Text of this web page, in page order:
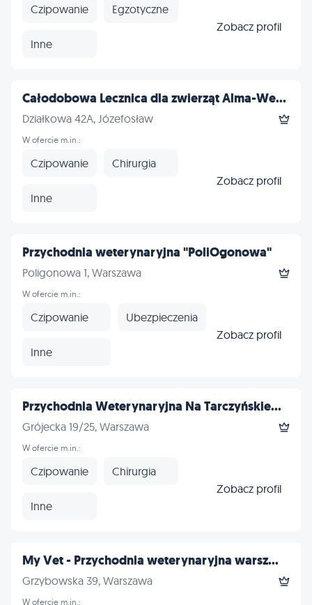
Czipowanie Egzotyczne
Inne
Zobacz profil
Całodobowa Lecznica dla zwierząt Alma-We...
Działkowa 42A, Józefosław
W ofercie m.in.:
Czipowanie Chirurgia
Inne
Zobacz profil
Przychodnia weterynaryjna "PoliOgonowa"
Poligonowa 1, Warszawa
W ofercie m.in.:
Czipowanie Ubezpieczenia
Inne
Zobacz profil
Przychodnia Weterynaryjna Na Tarczyńskie...
Grójecka 19/25, Warszawa
W ofercie m.in.:
Czipowanie Chirurgia
Inne
Zobacz profil
My Vet - Przychodnia weterynaryjna warsz...
Grzybowska 39, Warszawa
W ofercie m.in.: